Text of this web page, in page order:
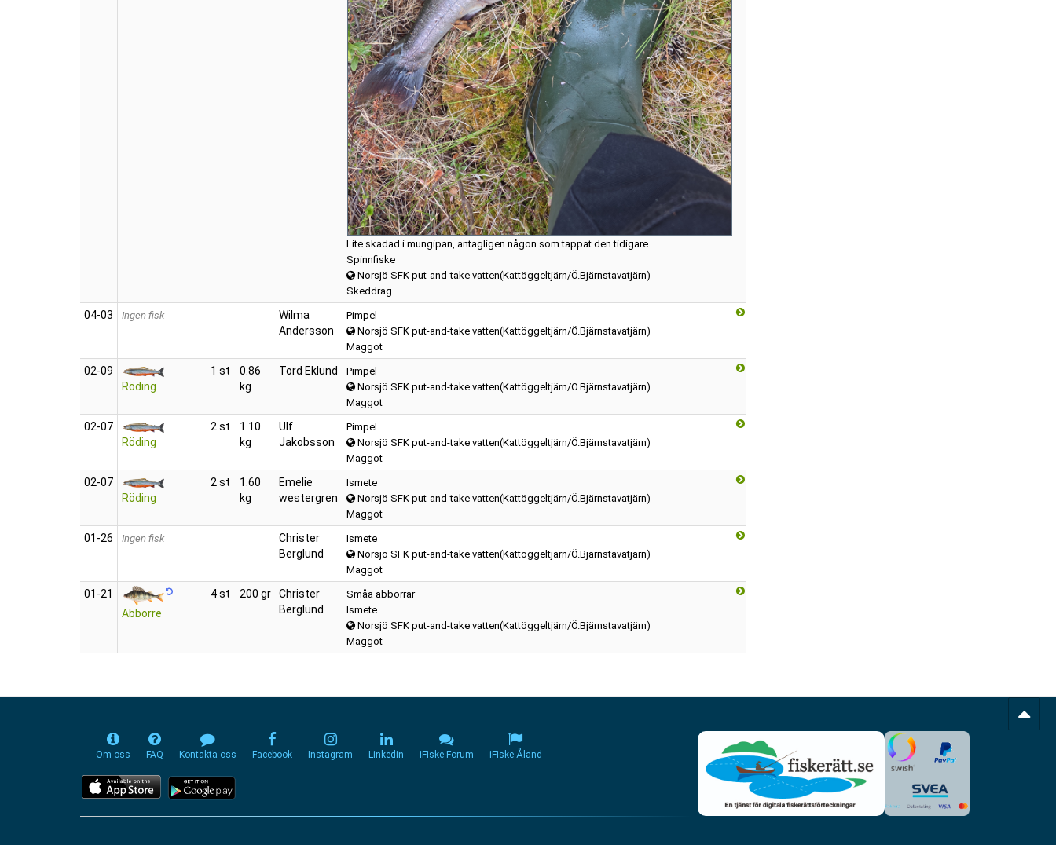
Lite skadad i mungipan, antagligen någon som tappat den tidigare.
Spinnfiske
Norsjö SFK put-and-take vatten(Kattöggeltjärn/Ö.Bjärnstavatjärn)
Skeddrag
04‑03 Ingen fisk
Wilma
Andersson
Pimpel
Norsjö SFK put-and-take vatten(Kattöggeltjärn/Ö.Bjärnstavatjärn)
Maggot
02‑09
Röding
1 st
0.86
kg
Tord Eklund
Pimpel
Norsjö SFK put-and-take vatten(Kattöggeltjärn/Ö.Bjärnstavatjärn)
Maggot
02‑07
Röding
2 st
1.10
kg
Ulf
Jakobsson
Pimpel
Norsjö SFK put-and-take vatten(Kattöggeltjärn/Ö.Bjärnstavatjärn)
Maggot
02‑07
Röding
2 st
1.60
kg
Emelie
westergren
Ismete
Norsjö SFK put-and-take vatten(Kattöggeltjärn/Ö.Bjärnstavatjärn)
Maggot
01‑26 Ingen fisk
Christer
Berglund
Ismete
Norsjö SFK put-and-take vatten(Kattöggeltjärn/Ö.Bjärnstavatjärn)
Maggot
01‑21
Abborre
4 st 200 gr
Christer
Berglund
Småa abborrar
Ismete
Norsjö SFK put-and-take vatten(Kattöggeltjärn/Ö.Bjärnstavatjärn)
Maggot
Om oss FAQ Kontakta oss Facebook Instagram Linkedin iFiske Forum iFiske Åland